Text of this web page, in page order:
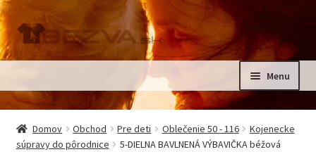
Preskočiť
na
navigáciu
Preskočiť
na
obsah
Menu
Domov
menu
Pre deti
Domov Obchod Pre deti Oblečenie 50 - 116
Kojenecke
súpravy do pôrodnice
5-DIELNA BAVLNENÁ VÝBAVIČKA béžová